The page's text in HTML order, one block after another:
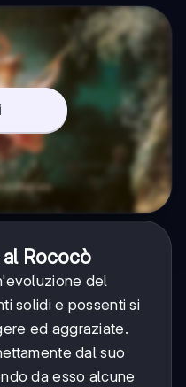
Rococò
del
solidi e possenti si
ed aggraziate.
dal suo
da esso alcune